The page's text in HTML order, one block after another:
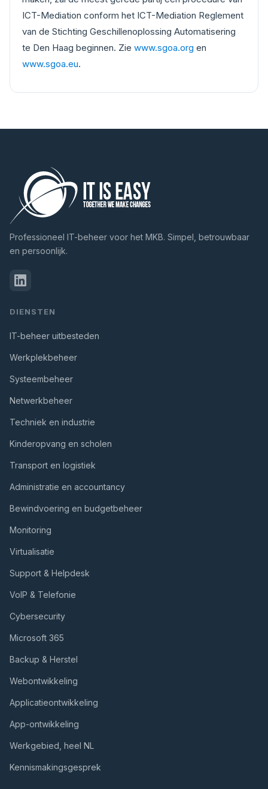
ICT-Mediation conform het ICT-Mediation Reglement
van de Stichting Geschillenoplossing Automatisering
te Den Haag beginnen. Zie www.sgoa.org en
www.sgoa.eu.
Professioneel IT-beheer voor het MKB. Simpel, betrouwbaar
en persoonlijk.
DIENSTEN
IT-beheer uitbesteden
Werkplekbeheer
Systeembeheer
Netwerkbeheer
Techniek en industrie
Kinderopvang en scholen
Transport en logistiek
Administratie en accountancy
Bewindvoering en budgetbeheer
Monitoring
Virtualisatie
Support & Helpdesk
VoIP & Telefonie
Cybersecurity
Microsoft 365
Backup & Herstel
Webontwikkeling
Applicatieontwikkeling
App-ontwikkeling
Werkgebied, heel NL
Kennismakingsgesprek